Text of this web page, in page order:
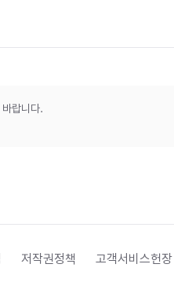
랍니다.
저작권정책 고객서비스헌장